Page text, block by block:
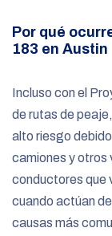
Por qué
183 en Austin
Incluso con el
de rutas de
alto riesgo
camiones y otros
conductores que
cuando actúan
causas más